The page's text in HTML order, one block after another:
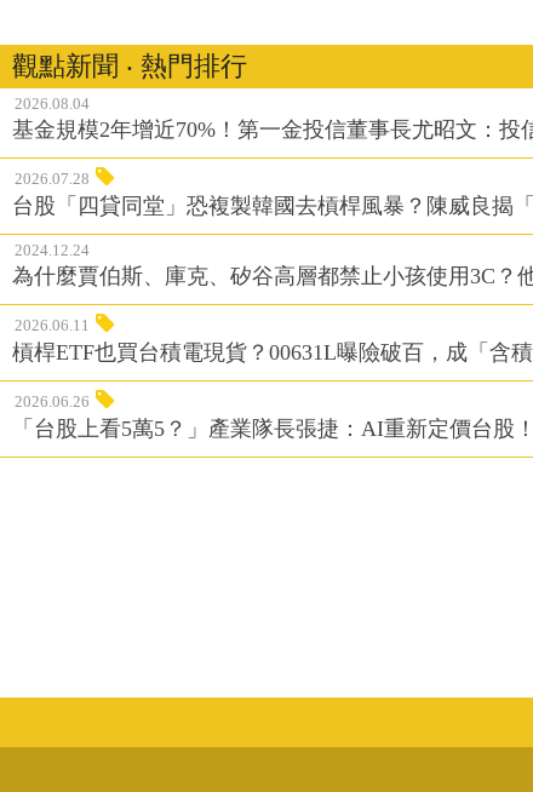
觀點新聞 ‧ 熱門排行
2026.08.04
基金規模2年增近70%！第一金投信董事長尤昭文：投
2026.07.28
台股「四貸同堂」恐複製韓國去槓桿風暴？陳威良揭
2024.12.24
為什麼賈伯斯、庫克、矽谷高層都禁止小孩使用3C？
2026.06.11
槓桿ETF也買台積電現貨？00631L曝險破百，成「含
2026.06.26
「台股上看5萬5？」產業隊長張捷：AI重新定價台股